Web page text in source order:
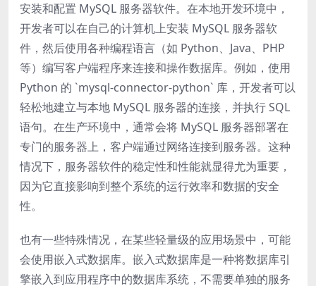
安装和配置 MySQL 服务器软件。在本地开发环境中，
开发者可以在自己的计算机上安装 MySQL 服务器软
件，然后使用各种编程语言（如 Python、Java、PHP
等）编写客户端程序来连接和操作数据库。例如，使用
Python 的 `mysql-connector-python` 库，开发者可以
轻松地建立与本地 MySQL 服务器的连接，并执行 SQL
语句。在生产环境中，通常会将 MySQL 服务器部署在
专门的服务器上，客户端通过网络连接到服务器。这种
情况下，服务器软件的稳定性和性能就显得尤为重要，
因为它直接影响到整个系统的运行效率和数据的安全
性。
也有一些特殊情况，在某些轻量级的应用场景中，可能
会使用嵌入式数据库。嵌入式数据库是一种将数据库引
擎嵌入到应用程序中的数据库系统，不需要单独的服务